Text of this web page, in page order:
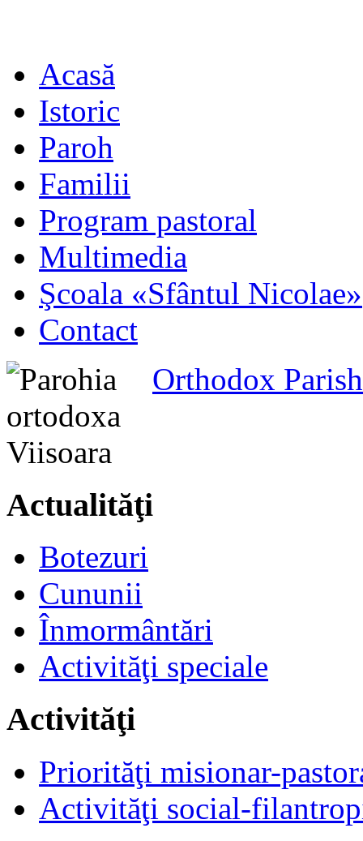
Acasă
Istoric
Paroh
Familii
Program pastoral
Multimedia
Şcoala «Sfântul Nicolae»
Contact
Orthodox
Actualităţi
Botezuri
Cununii
Înmormântări
Activităţi speciale
Activităţi
Priorităţi misionar-
Activităţi social-